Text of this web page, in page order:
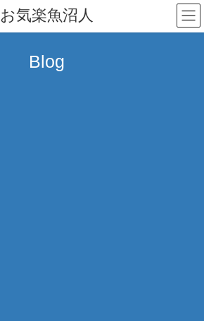
お気楽魚沼人
Blog